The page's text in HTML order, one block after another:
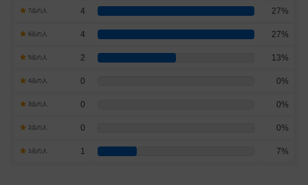
7点の人 4 27%
6点の人 4 27%
5点の人 2 13%
4点の人 0 0%
3点の人 0 0%
2点の人 0 0%
1点の人 1 7%